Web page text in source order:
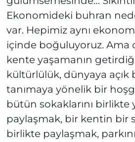
Ekonomideki buhran
var. Hepimiz aynı
içinde boğuluyoruz. Ama
kente yaşamanın
kültürlülük, dünyaya açık
tanımaya yönelik bir
bütün sokaklarını birlikte
paylaşmak, bir kentin bir
birlikte paylaşmak,